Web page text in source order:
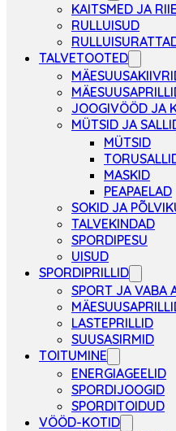
KAITSMED JA
RULLUISUD
TALVETOOTED
JOOGIVÖÖD JA
MÜTSID JA
MÜTSID
MASKID
PEAPAELAD
SOKID JA
TALVEKINDAD
SPORDIPESU
UISUD
SPORDIPRILLID
SPORT JA VABA
LASTEPRILLID
SUUSASIRMID
TOITUMINE
ENERGIAGEELID
SPORDIJOOGID
SPORDITOIDUD
VÖÖD-KOTID